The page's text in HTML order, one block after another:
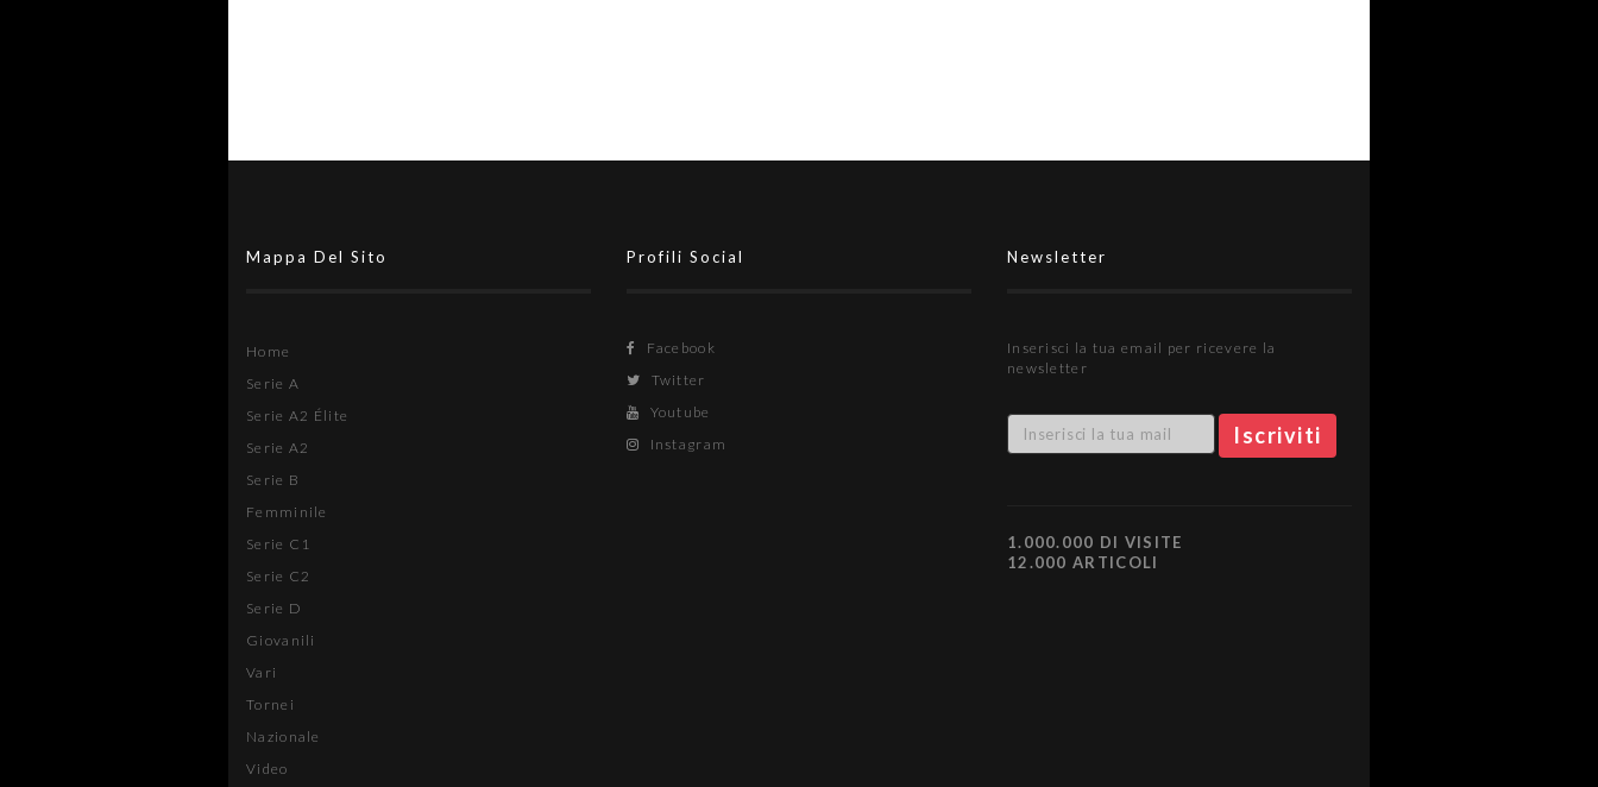
Mappa Del Sito
Home
Serie A
Serie A2 Élite
Serie A2
Serie B
Femminile
Serie C1
Serie C2
Serie D
Giovanili
Vari
Tornei
Nazionale
Video
Profili Social
Facebook
Twitter
Youtube
Instagram
Newsletter
Inserisci la tua email per ricevere la
newsletter
1.000.000 DI VISITE
12.000 ARTICOLI